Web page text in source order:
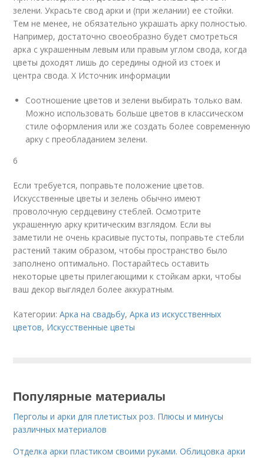
зелени. Украсьте свод арки и (при желании) ее стойки.
Тем не менее, не обязательно украшать арку полностью.
Например, достаточно своеобразно будет смотреться
арка с украшенным левым или правым углом свода, когда
цветы доходят лишь до середины одной из стоек и
центра свода. X Источник информации
Соотношение цветов и зелени выбирать только вам.
Можно использовать больше цветов в классическом
стиле оформления или же создать более современную
арку с преобладанием зелени.
6
Если требуется, поправьте положение цветов.
Искусственные цветы и зелень обычно имеют
проволочную сердцевину стеблей. Осмотрите
украшенную арку критическим взглядом. Если вы
заметили не очень красивые пустоты, поправьте стебли
растений таким образом, чтобы пространство было
заполнено оптимально. Постарайтесь оставить
некоторые цветы прилегающими к стойкам арки, чтобы
ваш декор выглядел более аккуратным.
Категории:Арка на свадьбу,Арка из искусственных
цветов, Искусственные цветы
Популярные материалы
Перголы и арки для плетистых роз. Плюсы и минусы
различных материалов
Отделка арки пластиком своими руками. Облицовка арки